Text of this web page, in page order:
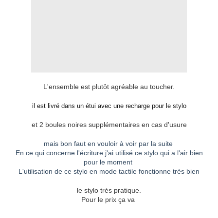
L'ensemble est plutôt agréable au toucher.
il est livré dans un étui avec une recharge pour le stylo
et 2 boules noires supplémentaires en cas d'usure
mais bon faut en vouloir à voir par la suite
En ce qui concerne l'écriture j'ai utilisé ce stylo qui a l'air bien
pour le moment
L'utilisation de ce stylo en mode tactile fonctionne très bien
le stylo très pratique.
Pour le prix ça va